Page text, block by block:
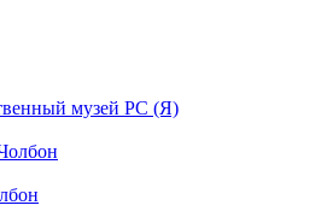
музей РС (Я)